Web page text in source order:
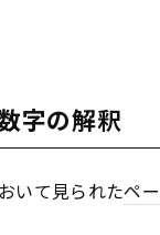
字の解釈
いて見られたペ